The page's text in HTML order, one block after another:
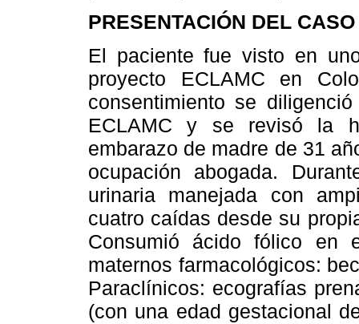
PRESENTACIÓN DEL CASO
El paciente fue visto en
proyecto ECLAMC en
consentimiento se
ECLAMC y se revisó la
embarazo de madre de 31
ocupación abogada.
urinaria manejada con
cuatro caídas desde su
Consumió ácido fólico en
maternos farmacológicos:
Paraclínicos: ecografías
(con una edad gestacional